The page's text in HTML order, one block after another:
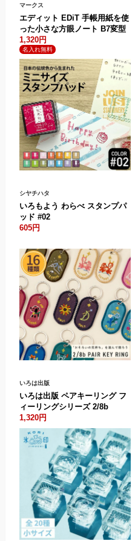
マークス
エディット EDiT 手帳用紙を使
った小さな方眼ノート B7変型
1,320円
シヤチハタ
いろもよう わらべ スタンプパ
ッド #02
605円
いろは出版
いろは出版 ペアキーリング フ
ィーリングシリーズ 2/8b
1,320円